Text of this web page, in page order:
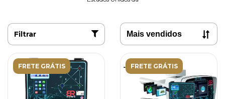
Filtrar
FRETE GRÁTIS FRETE GRÁTIS